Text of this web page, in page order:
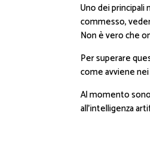
Uno dei
commesso,
Non è vero che
Per superare
come avviene
Al momento
all’intelligenza